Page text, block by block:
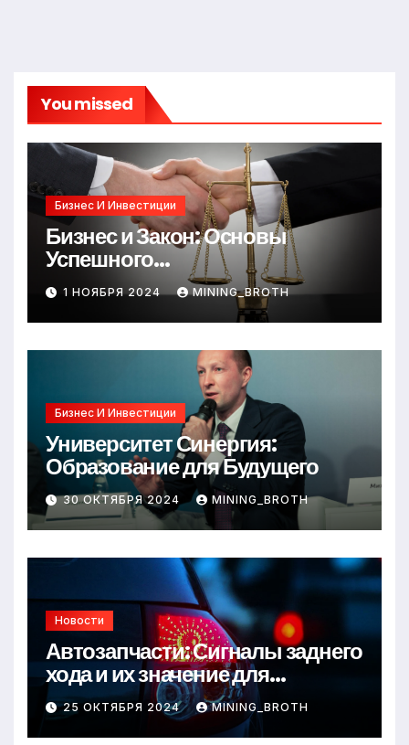
You missed
Бизнес И Инвестиции
Бизнес и Закон: Основы
Успешного
Предпринимательства
1 НОЯБРЯ 2024 MINING_BROTH
Бизнес И Инвестиции
Университет Синергия:
Образование для Будущего
30 ОКТЯБРЯ 2024 MINING_BROTH
Новости
Автозапчасти: Сигналы заднего
хода и их значение для
безопасности на дороге
25 ОКТЯБРЯ 2024 MINING_BROTH